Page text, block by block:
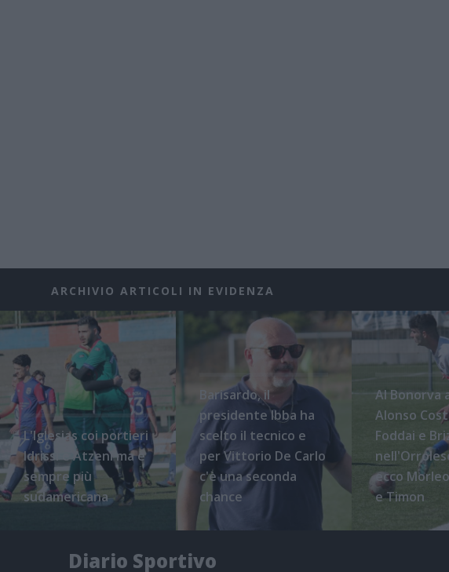
ARCHIVIO ARTICOLI IN EVIDENZA
L'Iglesias coi portieri
Idrissi e Atzeni ma è
sempre più
sudamericana
Barisardo, il
presidente Ibba ha
scelto il tecnico e
per Vittorio De Carlo
c'è una seconda
chance
Al Bonorva
Alonso
Foddai e
ecco
e Timon
Diario Sportivo